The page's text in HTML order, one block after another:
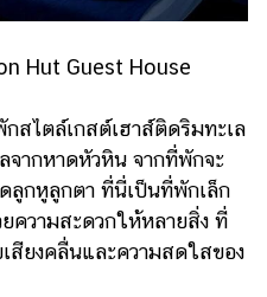
Hut Guest House
ตล์เกสต์เฮาส์ติดริมทะเล
จากหาดหัวหิน จากที่พักจะ
ลูกหูลูกตา ที่นี่เป็นที่พักเล็ก
ความสะดวกให้หลายสิ่ง ที่
ยงคลื่นและความสดใสของ